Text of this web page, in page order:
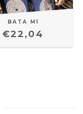
BATA M1
€22,04